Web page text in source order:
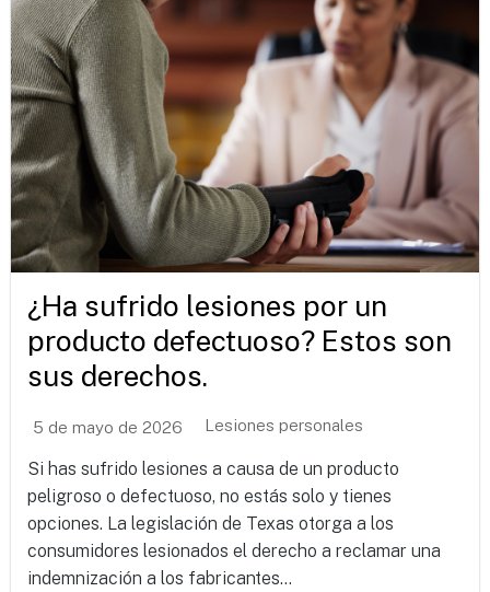
¿Ha sufrido lesiones por un
producto defectuoso? Estos son
sus derechos.
5 de mayo de 2026 Lesiones personales
Si has sufrido lesiones a causa de un producto
peligroso o defectuoso, no estás solo y tienes
opciones. La legislación de Texas otorga a los
consumidores lesionados el derecho a reclamar una
indemnización a los fabricantes...